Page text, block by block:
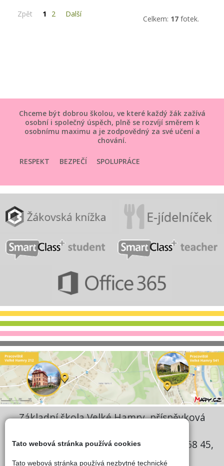
Chceme být dobrou školou, ve které každý žák zažívá
osobní i společný úspěch, plně se rozvíjí směrem k
osobnímu maximu a je zodpovědný za své učení a
chování.
RESPEKT BEZPEČÍ SPOLUPRÁCE
Zpět 1 2 Další
Celkem: 17 fotek.
Základní škola Velké Hamry, příspěvková
Sídlo: Velké Hamry 541, Velké Hamry 468 45,
IČ: 727 43 557
Tato webová stránka používá cookies
Tato webová stránka používá nezbytné technické